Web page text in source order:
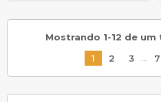
Mostrando 1-12 de
1
2 3 7